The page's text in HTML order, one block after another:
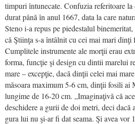
timpuri întunecate. Confuzia referitoare
durat până în anul 1667, data la care
Steno i-a repus pe piedestalul
că Ştiinţa s-a întâlnit cu cei mai mari
Cumplitele instrumente ale morţii erau
forma, funcţie şi design cu dintii marelui
mare – excepţie, dacă dinţii celei mai
măsoara maximum 5-6 cm, dinţii fosili ai
lungime de 16-20 cm. „Imaginaţivă că
deschidere a gurii de doi metri, deci
gura lui nu şi-ar fi dat seama. Şi avea vor